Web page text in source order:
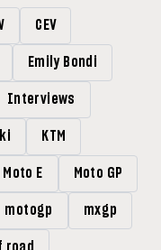
CEV
Emily Bondi
Interviews
KTM
Moto E Moto GP
motogp mxgp